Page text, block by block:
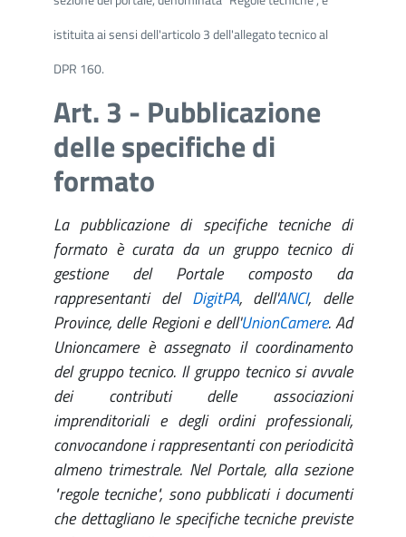
istituita ai sensi dell'articolo 3 dell'allegato tecnico al
DPR 160.
Art. 3 - Pubblicazione
delle specifiche di
formato
La pubblicazione di specifiche tecniche di
formato è curata da un gruppo tecnico di
gestione del Portale composto da
rappresentanti del DigitPA, dell'ANCI, delle
Province, delle Regioni e dell'UnionCamere. Ad
Unioncamere è assegnato il coordinamento
del gruppo tecnico. Il gruppo tecnico si avvale
dei contributi delle associazioni
imprenditoriali e degli ordini professionali,
convocandone i rappresentanti con periodicità
almeno trimestrale. Nel Portale, alla sezione
"regole tecniche", sono pubblicati i documenti
che dettagliano le specifiche tecniche previste